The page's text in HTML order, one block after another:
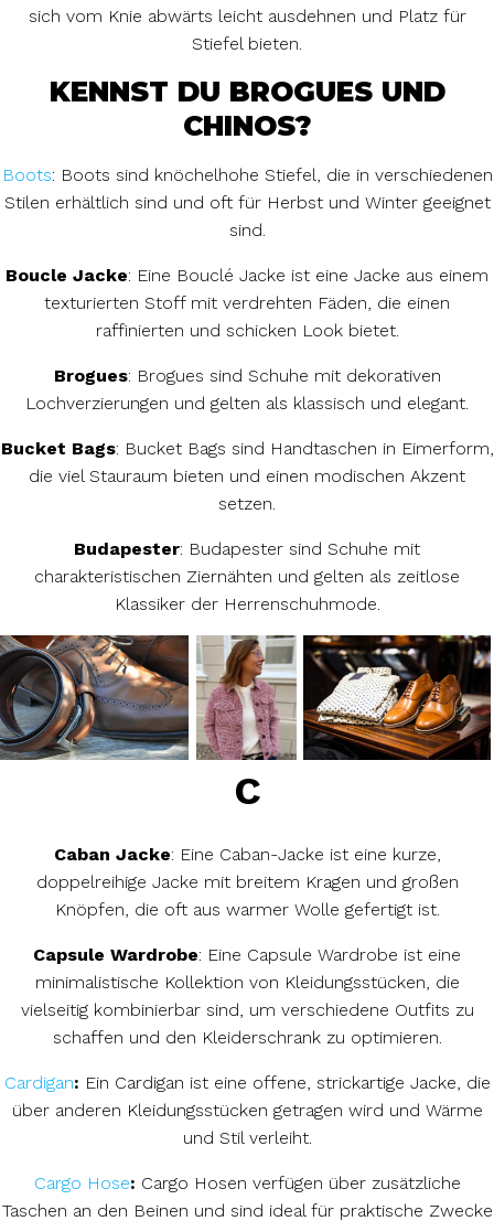
sich vom Knie abwärts leicht ausdehnen und Platz für
Stiefel bieten.
KENNST DU BROGUES UND
CHINOS?
Boots: Boots sind knöchelhohe Stiefel, die in verschiedenen
Stilen erhältlich sind und oft für Herbst und Winter geeignet
sind.
Boucle Jacke: Eine Bouclé Jacke ist eine Jacke aus einem
texturierten Stoff mit verdrehten Fäden, die einen
raffinierten und schicken Look bietet.
Brogues: Brogues sind Schuhe mit dekorativen
Lochverzierungen und gelten als klassisch und elegant.
Bucket Bags: Bucket Bags sind Handtaschen in Eimerform,
die viel Stauraum bieten und einen modischen Akzent
setzen.
Budapester: Budapester sind Schuhe mit
charakteristischen Ziernähten und gelten als zeitlose
Klassiker der Herrenschuhmode.
C
Caban Jacke: Eine Caban-Jacke ist eine kurze,
doppelreihige Jacke mit breitem Kragen und großen
Knöpfen, die oft aus warmer Wolle gefertigt ist.
Capsule Wardrobe: Eine Capsule Wardrobe ist eine
minimalistische Kollektion von Kleidungsstücken, die
vielseitig kombinierbar sind, um verschiedene Outfits zu
schaffen und den Kleiderschrank zu optimieren.
Cardigan: Ein Cardigan ist eine offene, strickartige Jacke, die
über anderen Kleidungsstücken getragen wird und Wärme
und Stil verleiht.
Cargo Hose: Cargo Hosen verfügen über zusätzliche
Taschen an den Beinen und sind ideal für praktische Zwecke